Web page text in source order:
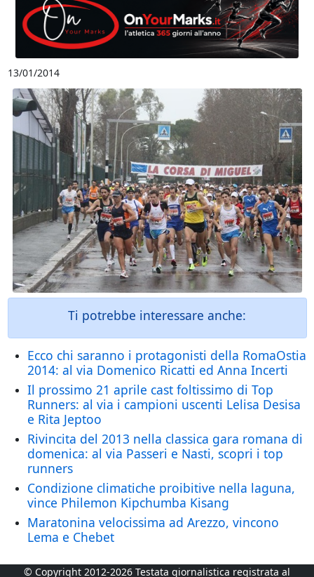
13/01/2014
Ti potrebbe interessare anche:
Ecco chi saranno i protagonisti della RomaOstia
2014: al via Domenico Ricatti ed Anna Incerti
Il prossimo 21 aprile cast foltissimo di Top
Runners: al via i campioni uscenti Lelisa Desisa
e Rita Jeptoo
Rivincita del 2013 nella classica gara romana di
domenica: al via Passeri e Nasti, scopri i top
runners
Condizione climatiche proibitive nella laguna,
vince Philemon Kipchumba Kisang
Maratonina velocissima ad Arezzo, vincono
Lema e Chebet
© Copyright 2012-2026 Testata giornalistica registrata al